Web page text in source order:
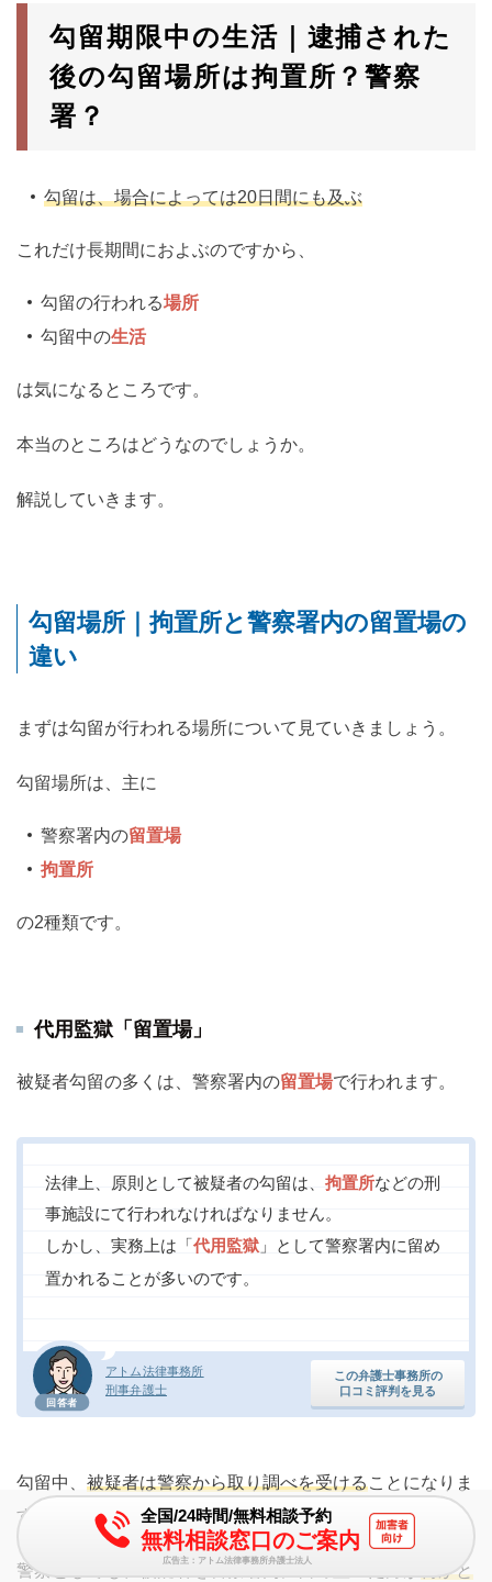
勾留期限中の生活｜逮捕された
後の勾留場所は拘置所？警察
署？
勾留は、場合によっては20日間にも及ぶ
これだけ長期間におよぶのですから、
勾留の行われる場所
勾留中の生活
は気になるところです。
本当のところはどうなのでしょうか。
解説していきます。
勾留場所｜拘置所と警察署内の留置場の
違い
まずは勾留が行われる場所について見ていきましょう。
勾留場所は、主に
警察署内の留置場
拘置所
の2種類です。
代用監獄「留置場」
被疑者勾留の多くは、警察署内の留置場で行われます。
法律上、原則として被疑者の勾留は、 拘置所などの刑
事施設にて行われなければなりません。
しかし、実務上は「代用監獄 」として警察署内に留め
置かれることが多いのです。
回答者
アトム法律事務所
刑事弁護士
この弁護士事務所の
口コミ評判を見る
勾留中、 被疑者は警察から取り調べを受けることになりま
す。
警察としても、被疑者を警察署内に留め置いた方が 何かと
全国/24時間/無料相談予約
無料相談窓口のご案内
広告主：アトム法律事務所弁護士法人